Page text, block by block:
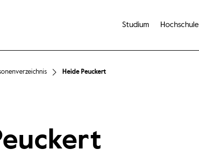
Studium Hochschule
Heide Peuckert